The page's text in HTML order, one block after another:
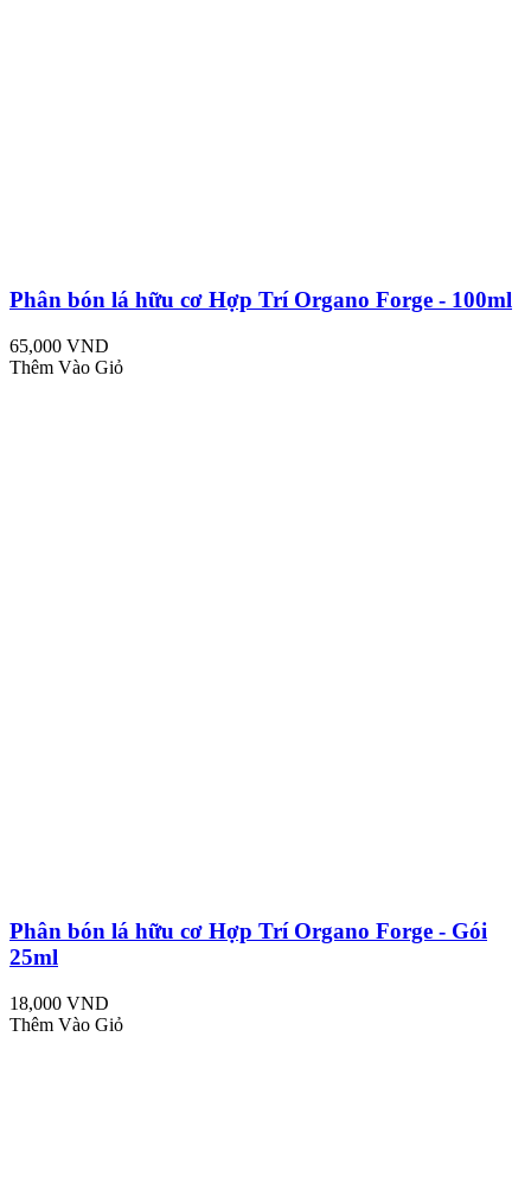
Phân bón lá hữu cơ Hợp Trí Organo Forge - 100ml
65,000 VND
Thêm Vào Giỏ
Phân bón lá hữu cơ Hợp Trí Organo Forge - Gói
25ml
18,000 VND
Thêm Vào Giỏ